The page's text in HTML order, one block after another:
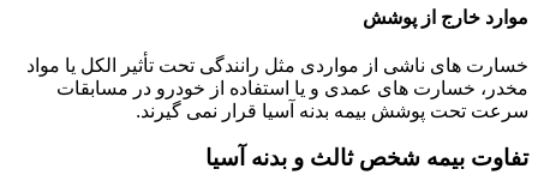
موارد خارج از پوشش
خسارت های ناشی از مواردی مثل رانندگی تحت تأثیر الکل یا مواد
مخدر، خسارت های عمدی و یا استفاده از خودرو در مسابقات
سرعت تحت پوشش بیمه بدنه آسیا قرار نمی گیرند.
تفاوت بیمه شخص ثالث و بدنه آسیا